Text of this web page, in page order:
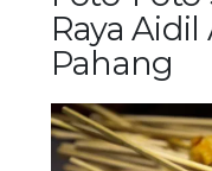
Raya
Pahang